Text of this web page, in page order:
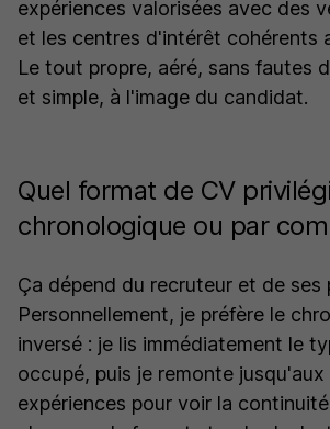
expériences valorisées avec des
et les centres d'intérêt cohérents
Le tout propre, aéré, sans fautes
et simple, à l'image du candidat.
Quel format de CV
chronologique ou par
Ça dépend du recruteur et de ses
Personnellement, je préfère le
inversé : je lis immédiatement le
occupé, puis je remonte jusqu'aux
expériences pour voir la